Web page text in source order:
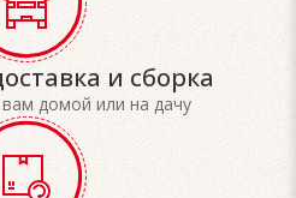
и сборка
домой или на дачу